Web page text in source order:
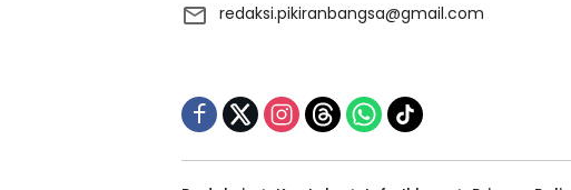
redaksi.pikiranbangsa@gmail.com